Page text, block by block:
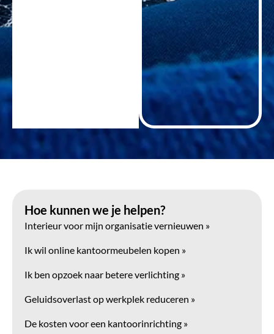
Hoe kunnen we je helpen?
Interieur voor mijn organisatie vernieuwen »
Ik wil online kantoormeubelen kopen »
Ik ben opzoek naar betere verlichting »
Geluidsoverlast op werkplek reduceren »
De kosten voor een kantoorinrichting »